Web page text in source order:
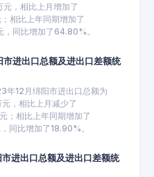
，相比上月增加了
相比上年同期增加了
同比增加了64.80%。
进出口总额及进出口差额统
年12月绵阳市进出口总额为
，相比上月减少了
；相比上年同期增加了
同比增加了18.90%。
进出口总额及进出口差额统